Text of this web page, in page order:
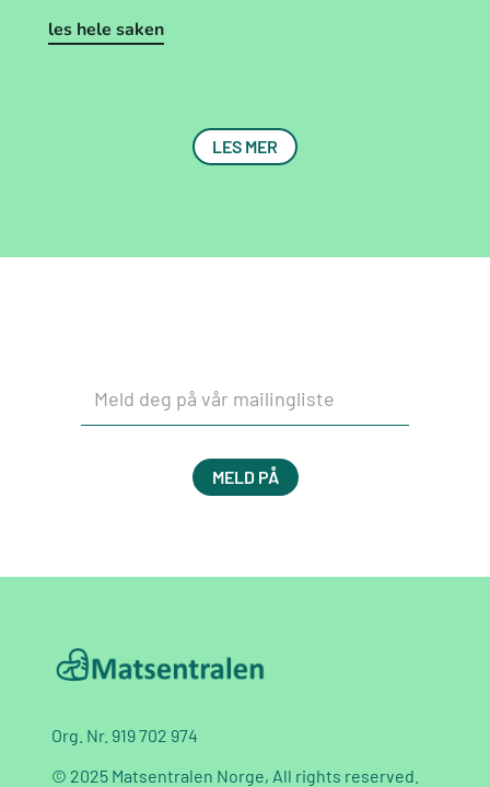
les hele saken
LES MER
Org. Nr. 919 702 974
© 2025 Matsentralen Norge, All rights reserved.